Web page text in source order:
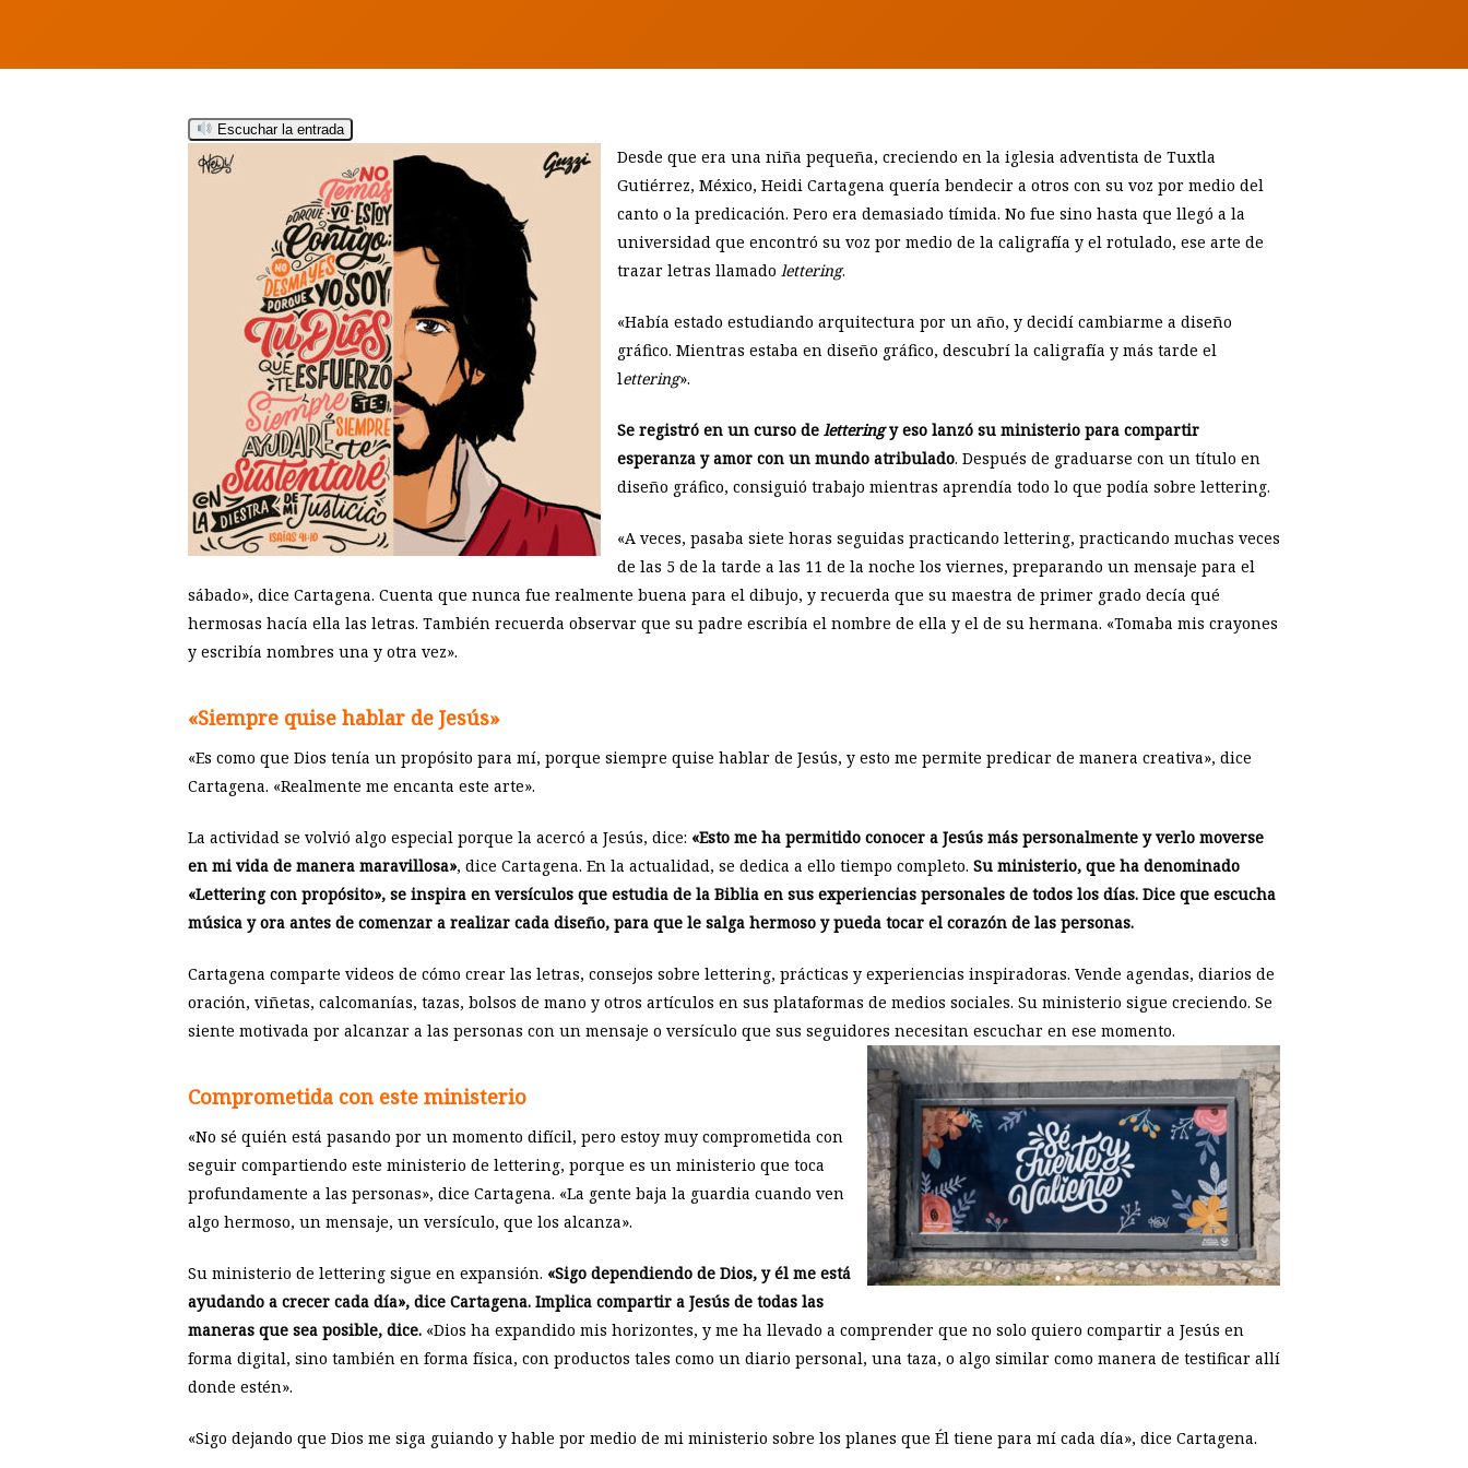
Hit enter to search or ESC to close
Escuchar la entrada
Desde que era una niña pequeña, creciendo en la iglesia adventista de Tuxtla
Gutiérrez, México, Heidi Cartagena quería bendecir a otros con su voz por medio del
canto o la predicación. Pero era demasiado tímida. No fue sino hasta que llegó a la
universidad que encontró su voz por medio de la caligrafía y el rotulado, ese arte de
trazar letras llamado lettering.
«Había estado estudiando arquitectura por un año, y decidí cambiarme a diseño
gráfico. Mientras estaba en diseño gráfico, descubrí la caligrafía y más tarde el
lettering».
Se registró en un curso de letteringy eso lanzó su ministerio para compartir
esperanza y amor con un mundo atribulado. Después de graduarse con un título en
diseño gráfico, consiguió trabajo mientras aprendía todo lo que podía sobre lettering.
«A veces, pasaba siete horas seguidas practicando lettering, practicando muchas veces
de las 5 de la tarde a las 11 de la noche los viernes, preparando un mensaje para el
sábado», dice Cartagena. Cuenta que nunca fue realmente buena para el dibujo, y recuerda que su maestra de primer grado decía qué
hermosas hacía ella las letras. También recuerda observar que su padre escribía el nombre de ella y el de su hermana. «Tomaba mis crayones
y escribía nombres una y otra vez».
«Siempre quise hablar de Jesús»
«Es como que Dios tenía un propósito para mí, porque siempre quise hablar de Jesús, y esto me permite predicar de manera creativa», dice
Cartagena. «Realmente me encanta este arte».
La actividad se volvió algo especial porque la acercó a Jesús, dice: «Esto me ha permitido conocer a Jesús más personalmente y verlo moverse
en mi vida de manera maravillosa», dice Cartagena. En la actualidad, se dedica a ello tiempo completo. Su ministerio, que ha denominado
«Lettering con propósito», se inspira en versículos que estudia de la Biblia en sus experiencias personales de todos los días. Dice que escucha
música y ora antes de comenzar a realizar cada diseño, para que le salga hermoso y pueda tocar el corazón de las personas.
Cartagena comparte videos de cómo crear las letras, consejos sobre lettering, prácticas y experiencias inspiradoras. Vende agendas, diarios de
oración, viñetas, calcomanías, tazas, bolsos de mano y otros artículos en sus plataformas de medios sociales. Su ministerio sigue creciendo. Se
siente motivada por alcanzar a las personas con un mensaje o versículo que sus seguidores necesitan escuchar en ese momento.
Comprometida con este ministerio
«No sé quién está pasando por un momento difícil, pero estoy muy comprometida con
seguir compartiendo este ministerio de lettering, porque es un ministerio que toca
profundamente a las personas», dice Cartagena. «La gente baja la guardia cuando ven
algo hermoso, un mensaje, un versículo, que los alcanza».
Su ministerio de lettering sigue en expansión. «Sigo dependiendo de Dios, y él me está
ayudando a crecer cada día», dice Cartagena. Implica compartir a Jesús de todas las
maneras que sea posible, dice. «Dios ha expandido mis horizontes, y me ha llevado a comprender que no solo quiero compartir a Jesús en
forma digital, sino también en forma física, con productos tales como un diario personal, una taza, o algo similar como manera de testificar allí
donde estén».
«Sigo dejando que Dios me siga guiando y hable por medio de mi ministerio sobre los planes que Él tiene para mí cada día», dice Cartagena.